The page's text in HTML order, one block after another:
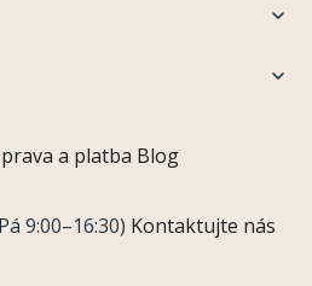
a platba Blog
9:00–16:30) Kontaktujte nás